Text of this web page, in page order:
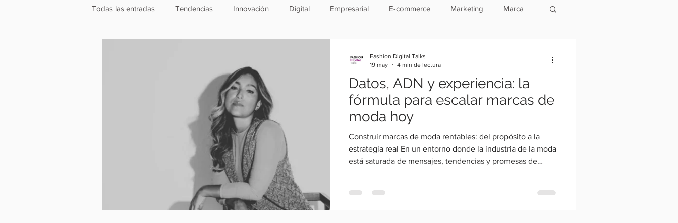
Todas las entradas Tendencias Innovación Digital Empresarial E-commerce Marketing Marca
Sostenibilidad Relaciones Públicas Estrategias Experiencia Negocios
Datos, ADN y experiencia: la
fórmula para escalar marcas de
moda hoy
Construir marcas de moda rentables: del propósito a la
estrategia real En un entorno donde la industria de la moda
está saturada de mensajes, tendencias y promesas de
engagement? En este episodio, Laura eRRe, nuestra host,
conversa con Laura Collard, experta en estrategia de
Fashion Digital Talks
19 may
4 min de lectura